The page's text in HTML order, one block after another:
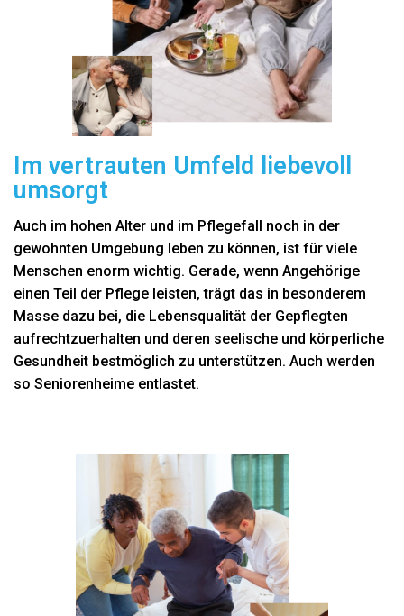
Im vertrauten Umfeld liebevoll
umsorgt
Auch im hohen Alter und im Pflegefall noch in der
gewohnten Umgebung leben zu können, ist für viele
Menschen enorm wichtig. Gerade, wenn Angehörige
einen Teil der Pflege leisten, trägt das in besonderem
Masse dazu bei, die Lebensqualität der Gepflegten
aufrechtzuerhalten und deren seelische und körperliche
Gesundheit bestmöglich zu unterstützen. Auch werden
so Seniorenheime entlastet.